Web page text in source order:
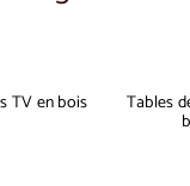
TV en bois Tables